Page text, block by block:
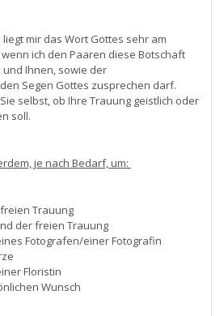
mir das Wort Gottes sehr am
ich den Paaren diese Botschaft
Ihnen, sowie der
Segen Gottes zusprechen darf.
selbst, ob Ihre Trauung geistlich oder
soll.
je nach Bedarf, um:
Trauung
der freien Trauung
Fotografen/einer Fotografin
Floristin
Wunsch